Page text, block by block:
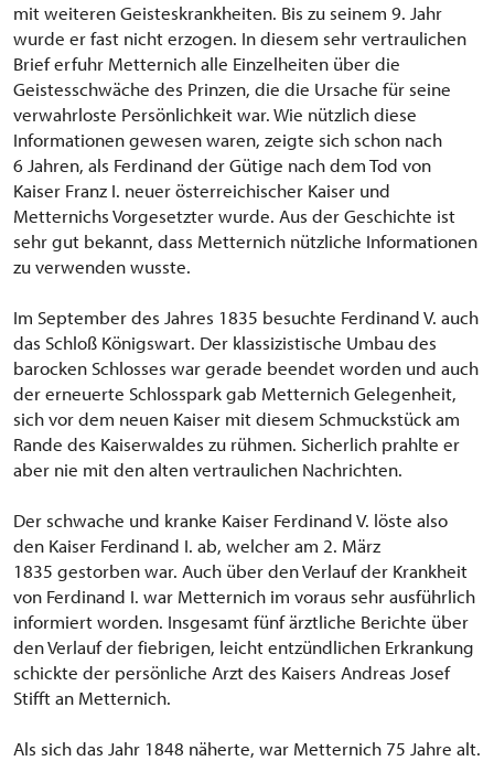
mit weiteren Geisteskrankheiten. Bis zu seinem 9. Jahr
wurde er fast nicht erzogen. In diesem sehr vertraulichen
Brief erfuhr Metternich alle Einzelheiten über die
Geistesschwäche des Prinzen, die die Ursache für seine
verwahrloste Persönlichkeit war. Wie nützlich diese
Informationen gewesen waren, zeigte sich schon nach
6 Jahren, als Ferdinand der Gütige nach dem Tod von
Kaiser Franz I. neuer österreichischer Kaiser und
Metternichs Vorgesetzter wurde. Aus der Geschichte ist
sehr gut bekannt, dass Metternich nützliche Informationen
zu verwenden wusste.
Im September des Jahres 1835 besuchte Ferdinand V. auch
das Schloß Königswart. Der klassizistische Umbau des
barocken Schlosses war gerade beendet worden und auch
der erneuerte Schlosspark gab Metternich Gelegenheit,
sich vor dem neuen Kaiser mit diesem Schmuckstück am
Rande des Kaiserwaldes zu rühmen. Sicherlich prahlte er
aber nie mit den alten vertraulichen Nachrichten.
Der schwache und kranke Kaiser Ferdinand V. löste also
den Kaiser Ferdinand I. ab, welcher am 2. März
1835 gestorben war. Auch über den Verlauf der Krankheit
von Ferdinand I. war Metternich im voraus sehr ausführlich
informiert worden. Insgesamt fünf ärztliche Berichte über
den Verlauf der fiebrigen, leicht entzündlichen Erkrankung
schickte der persönliche Arzt des Kaisers Andreas Josef
Stifft an Metternich.
Als sich das Jahr 1848 näherte, war Metternich 75 Jahre alt.